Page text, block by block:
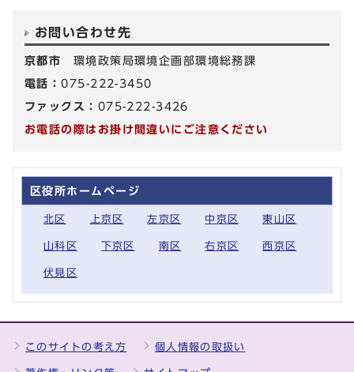
お問い合わせ先
京都市 環境政策局環境企画部環境総務課
電話：075-222-3450
ファックス： 075-222-3426
お電話の際はお掛け間違いにご注意ください
区役所ホームページ
北区 上京区 左京区 中京区 東山区
山科区 下京区 南区 右京区 西京区
伏見区
このサイトの考え方 個人情報の取扱い